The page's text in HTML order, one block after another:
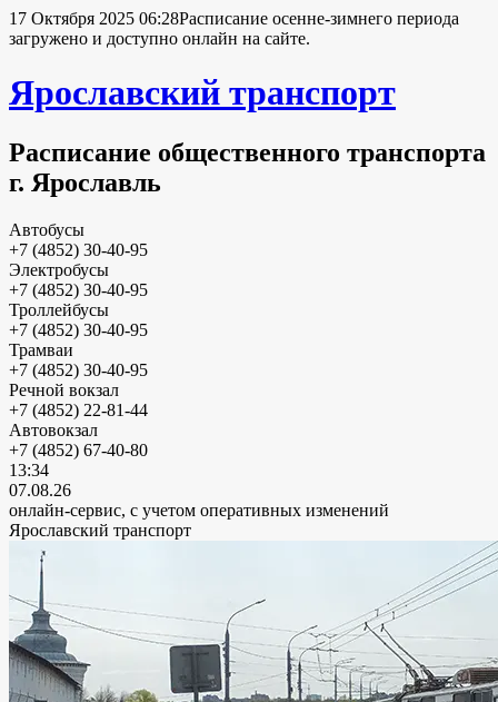
17 Октября 2025 06:28Расписание осенне-зимнего периода
загружено и доступно онлайн на сайте.
Ярославский транспорт
Расписание общественного транспорта
г. Ярославль
Автобусы
+7 (4852) 30-40-95
Электробусы
+7 (4852) 30-40-95
Троллейбусы
+7 (4852) 30-40-95
Трамваи
+7 (4852) 30-40-95
Речной вокзал
+7 (4852) 22-81-44
Автовокзал
+7 (4852) 67-40-80
13:34
07.08.26
онлайн-сервис, с учетом оперативных изменений
Ярославский транспорт